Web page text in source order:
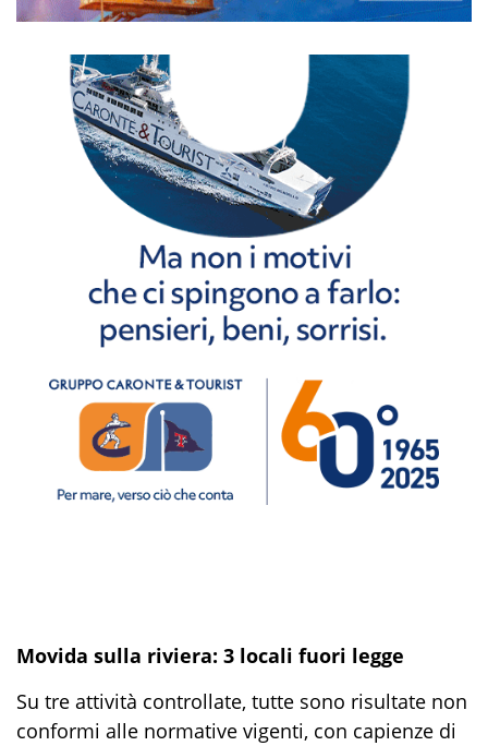
Movida sulla riviera: 3 locali fuori legge
Su tre attività controllate, tutte sono risultate non
conformi alle normative vigenti, con capienze di